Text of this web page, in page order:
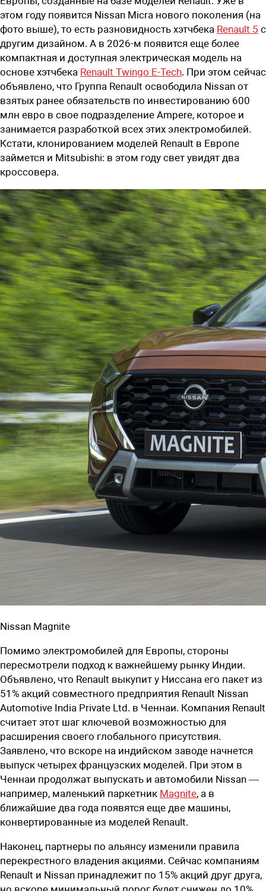
этом году появится Nissan Micra нового поколения (на
фото выше), то есть разновидность хэтчбека Renault 5 с
другим дизайном. А в 2026-м появится еще более
компактная и доступная электрическая модель на
основе хэтчбека Renault Twingo E-Tech. При этом сейчас
объявлено, что Группа Renault освободила Nissan от
взятых ранее обязательств по инвестированию 600
млн евро в свое подразделение Ampere, которое и
занимается разработкой всех этих электромобилей.
Кстати, клонированием моделей Renault в Европе
займется и Mitsubishi: в этом году свет увидят два
кроссовера.
Nissan Magnite
Помимо электромобилей для Европы, стороны
пересмотрели подход к важнейшему рынку Индии.
Объявлено, что Renault выкупит у Ниссана его пакет из
51% акций совместного предприятия Renault Nissan
Automotive India Private Ltd. в Ченнаи. Компания Renault
считает этот шаг ключевой возможностью для
расширения своего глобального присутствия.
Заявлено, что вскоре на индийском заводе начнется
выпуск четырех французских моделей. При этом в
Ченнаи продолжат выпускать и автомобили Nissan —
например, маленький паркетник Magnite, а в
ближайшие два года появятся еще две машины,
конвертированные из моделей Renault.
Наконец, партнеры по альянсу изменили правила
перекрестного владения акциями. Сейчас компаниям
Renault и Nissan принадлежит по 15% акций друг друга,